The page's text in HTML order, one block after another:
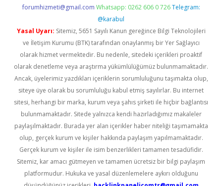
forumhizmeti@gmail.com Whatsapp: 0262 606 0 726 Telegram:
@karabul
Yasal Uyarı: Sitemiz, 5651 Sayılı Kanun gereğince Bilgi Teknolojileri
ve İletişim Kurumu (BTK) tarafından onaylanmış bir Yer Sağlayıcı
olarak hizmet vermektedir. Bu nedenle, sitedeki içerikleri proaktif
olarak denetleme veya araştırma yükümlülüğümüz bulunmamaktadır.
Ancak, üyelerimiz yazdıkları içeriklerin sorumluluğunu taşımakta olup,
siteye üye olarak bu sorumluluğu kabul etmiş sayılırlar. Bu internet
sitesi, herhangi bir marka, kurum veya şahıs şirketi ile hiçbir bağlantısı
bulunmamaktadır. Sitede yalnızca kendi hazırladığımız makaleler
paylaşılmaktadır. Burada yer alan içerikler haber niteliği taşımamakta
olup, gerçek kurum ve kişiler hakkında paylaşım yapılmamaktadır.
Gerçek kurum ve kişiler ile isim benzerlikleri tamamen tesadüfidir.
Sitemiz, kar amacı gütmeyen ve tamamen ücretsiz bir bilgi paylaşım
platformudur. Hukuka ve yasal düzenlemelere aykırı olduğunu